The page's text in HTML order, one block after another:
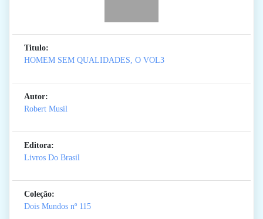
Titulo:
HOMEM SEM QUALIDADES, O VOL3
Autor:
Robert Musil
Editora:
Livros Do Brasil
Coleção:
Dois Mundos nº 115